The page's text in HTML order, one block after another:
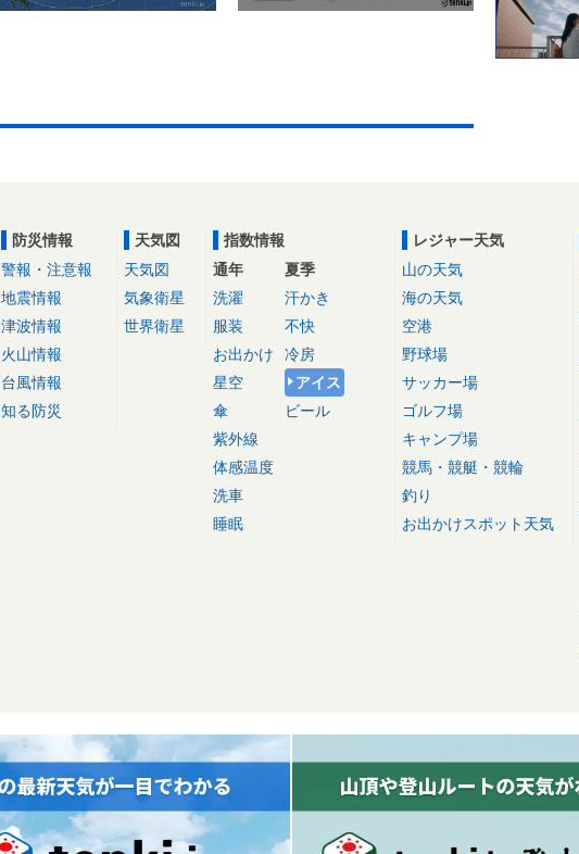
防災情報
警報・注意報
地震情報
津波情報
火山情報
台風情報
知る防災
天気図
天気図
気象衛星
世界衛星
指数情報
通年
洗濯
服装
お出かけ
星空
傘
紫外線
体感温度
洗車
睡眠
夏季
汗かき
不快
冷房
アイス
ビール
レジャー天気
山の天気
海の天気
空港
野球場
サッカー場
ゴルフ場
キャンプ場
競馬・競艇・競輪
釣り
お出かけスポット天気